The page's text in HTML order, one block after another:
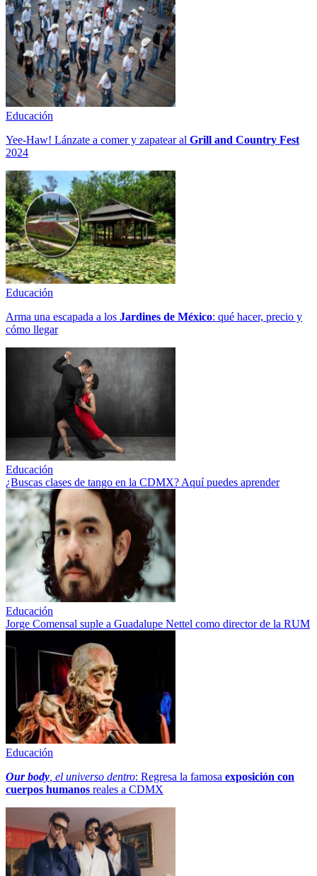
Educación
Yee-Haw! Lánzate a comer y zapatear al Grill and Country Fest
2024
Educación
Arma una escapada a los Jardines de México: qué hacer, precio y
cómo llegar
Educación
¿Buscas clases de tango en la CDMX? Aquí puedes aprender
Educación
Jorge Comensal suple a Guadalupe Nettel como director de la RUM
Educación
Our body , el universo dentro: Regresa la famosa exposición con
cuerpos humanos reales a CDMX